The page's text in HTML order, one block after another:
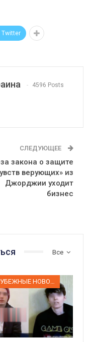
Twitter
4596 Posts
СЛЕДУЮЩЕЕ
закона о защите
верующих» из
Джорджии уходит
бизнес
Все
ЗАРУБЕЖНЫЕ НОВОСТИ